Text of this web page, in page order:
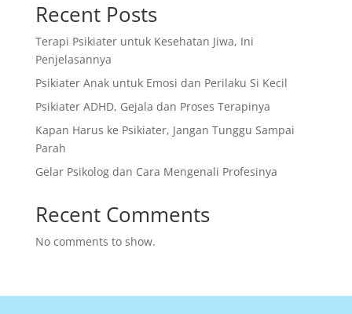
Recent Posts
Terapi Psikiater untuk Kesehatan Jiwa, Ini
Penjelasannya
Psikiater Anak untuk Emosi dan Perilaku Si Kecil
Psikiater ADHD, Gejala dan Proses Terapinya
Kapan Harus ke Psikiater, Jangan Tunggu Sampai
Parah
Gelar Psikolog dan Cara Mengenali Profesinya
Recent Comments
No comments to show.